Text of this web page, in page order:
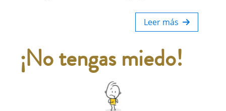
Leer más
¡No tengas miedo!